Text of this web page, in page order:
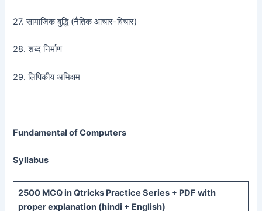
27. सामाजिक बुद्धि (नैतिक आचार-विचार)
28. शब्द निर्माण
29. लिपिकीय अभिक्षम
Fundamental of Computers
Syllabus
2500 MCQin Qtricks Practice Series + PDF with
proper explanation (hindi + English)